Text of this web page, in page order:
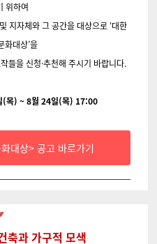
위하여
지자체와 그 공간을 대상으로 ‘대한
화대상’을
들을 신청·추천해 주시기 바랍니다.
(목) ~ 8월 24일(목) 17:00
대상> 공고 바로가기
축과 가구적 모색